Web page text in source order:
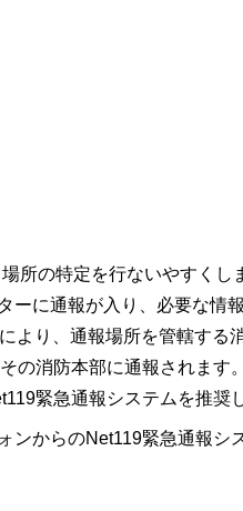
所の特定を行ないやすくし
ーに通報が入り、必要な情
より、通報場所を管轄する
の消防本部に通報されます
緊急通報システムを推奨
からのNet119緊急通報シ